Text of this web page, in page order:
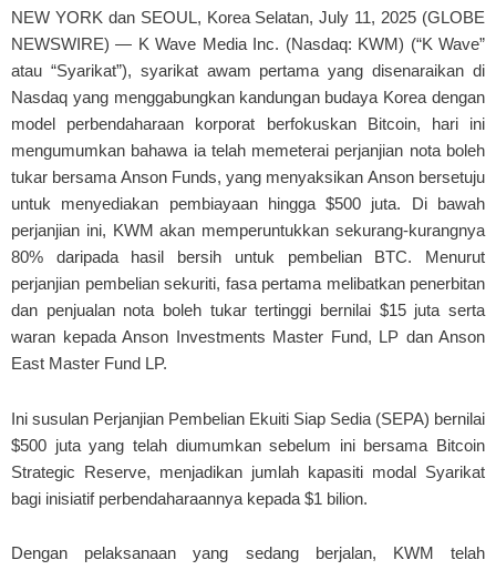
NEW YORK dan SEOUL, Korea Selatan, July 11, 2025 (GLOBE
NEWSWIRE) — K Wave Media Inc. (Nasdaq: KWM) (“K Wave”
atau “Syarikat”), syarikat awam pertama yang disenaraikan di
Nasdaq yang menggabungkan kandungan budaya Korea dengan
model perbendaharaan korporat berfokuskan Bitcoin, hari ini
mengumumkan bahawa ia telah memeterai perjanjian nota boleh
tukar bersama Anson Funds, yang menyaksikan Anson bersetuju
untuk menyediakan pembiayaan hingga $500 juta. Di bawah
perjanjian ini, KWM akan memperuntukkan sekurang-kurangnya
80% daripada hasil bersih untuk pembelian BTC. Menurut
perjanjian pembelian sekuriti, fasa pertama melibatkan penerbitan
dan penjualan nota boleh tukar tertinggi bernilai $15 juta serta
waran kepada Anson Investments Master Fund, LP dan Anson
East Master Fund LP.
Ini susulan Perjanjian Pembelian Ekuiti Siap Sedia (SEPA) bernilai
$500 juta yang telah diumumkan sebelum ini bersama Bitcoin
Strategic Reserve, menjadikan jumlah kapasiti modal Syarikat
bagi inisiatif perbendaharaannya kepada $1 bilion.
Dengan pelaksanaan yang sedang berjalan, KWM telah